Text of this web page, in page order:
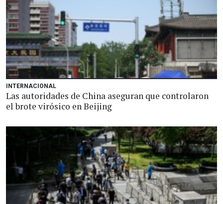
INTERNACIONAL
Las autoridades de China aseguran que controlaron
el brote virósico en Beijing